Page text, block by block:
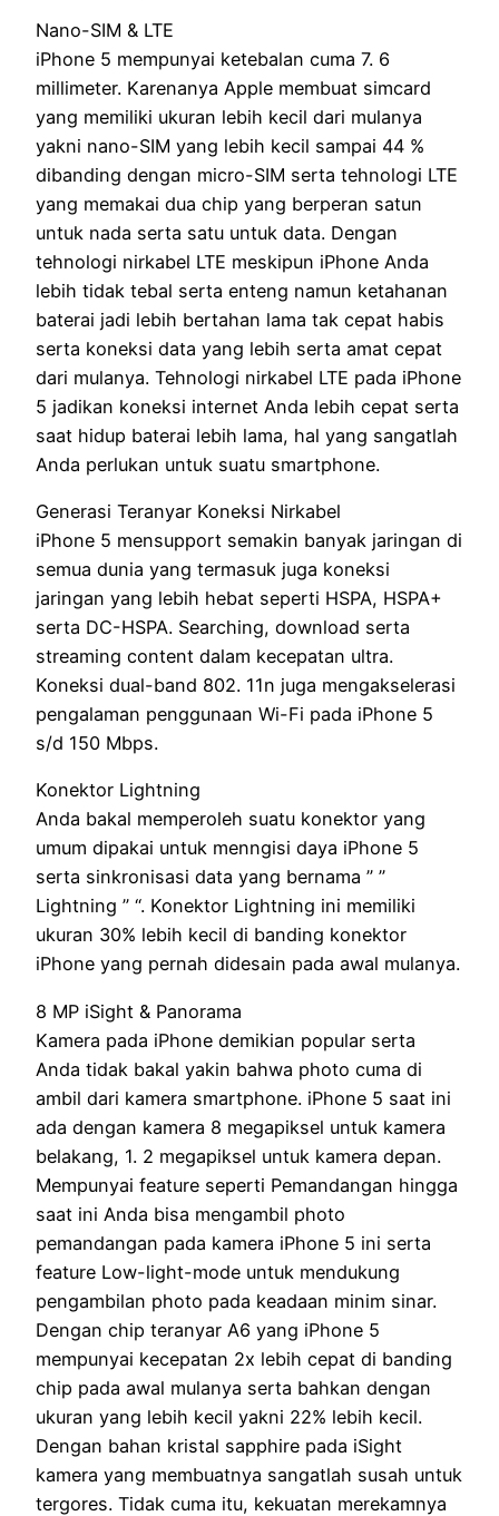
Nano-SIM & LTE
iPhone 5 mempunyai ketebalan cuma 7. 6
millimeter. Karenanya Apple membuat simcard
yang memiliki ukuran lebih kecil dari mulanya
yakni nano-SIM yang lebih kecil sampai 44 %
dibanding dengan micro-SIM serta tehnologi LTE
yang memakai dua chip yang berperan satun
untuk nada serta satu untuk data. Dengan
tehnologi nirkabel LTE meskipun iPhone Anda
lebih tidak tebal serta enteng namun ketahanan
baterai jadi lebih bertahan lama tak cepat habis
serta koneksi data yang lebih serta amat cepat
dari mulanya. Tehnologi nirkabel LTE pada iPhone
5 jadikan koneksi internet Anda lebih cepat serta
saat hidup baterai lebih lama, hal yang sangatlah
Anda perlukan untuk suatu smartphone.
Generasi Teranyar Koneksi Nirkabel
iPhone 5 mensupport semakin banyak jaringan di
semua dunia yang termasuk juga koneksi
jaringan yang lebih hebat seperti HSPA, HSPA+
serta DC-HSPA. Searching, download serta
streaming content dalam kecepatan ultra.
Koneksi dual-band 802. 11n juga mengakselerasi
pengalaman penggunaan Wi-Fi pada iPhone 5
s/d 150 Mbps.
Konektor Lightning
Anda bakal memperoleh suatu konektor yang
umum dipakai untuk menngisi daya iPhone 5
serta sinkronisasi data yang bernama ” ”
Lightning ” “. Konektor Lightning ini memiliki
ukuran 30% lebih kecil di banding konektor
iPhone yang pernah didesain pada awal mulanya.
8 MP iSight & Panorama
Kamera pada iPhone demikian popular serta
Anda tidak bakal yakin bahwa photo cuma di
ambil dari kamera smartphone. iPhone 5 saat ini
ada dengan kamera 8 megapiksel untuk kamera
belakang, 1. 2 megapiksel untuk kamera depan.
Mempunyai feature seperti Pemandangan hingga
saat ini Anda bisa mengambil photo
pemandangan pada kamera iPhone 5 ini serta
feature Low-light-mode untuk mendukung
pengambilan photo pada keadaan minim sinar.
Dengan chip teranyar A6 yang iPhone 5
mempunyai kecepatan 2x lebih cepat di banding
chip pada awal mulanya serta bahkan dengan
ukuran yang lebih kecil yakni 22% lebih kecil.
Dengan bahan kristal sapphire pada iSight
kamera yang membuatnya sangatlah susah untuk
tergores. Tidak cuma itu, kekuatan merekamnya